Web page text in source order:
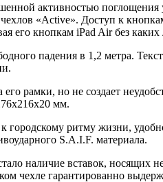
активностью поглощения
«Active». Доступ к
его кнопкам iPad Air без
падения в 1,2 метра.
его рамки, но не создает
мм.
ритму жизни,
S.A.I.F. материала.
наличие вставок,
чехле гарантированно